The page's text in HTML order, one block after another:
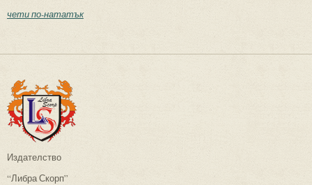
чети по-нататък
Издателство
“Либра Скорп”